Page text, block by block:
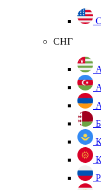
СНГ